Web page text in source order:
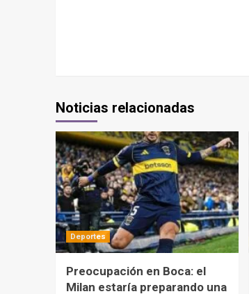
Noticias relacionadas
Deportes
Preocupación en Boca: el
Milan estaría preparando una